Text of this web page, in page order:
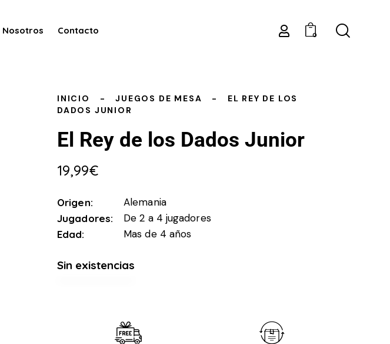
Nosotros Contacto 0
INICIO JUEGOS DE MESA
EL REY DE LOS
DADOS JUNIOR
El Rey de los Dados Junior
19,99€
Origen Alemania
Jugadores De 2 a 4 jugadores
Edad Mas de 4 años
Sin existencias